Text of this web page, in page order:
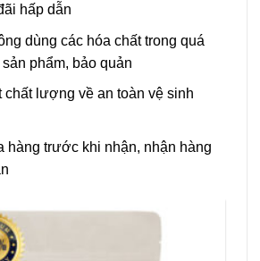
hấp dẫn
dùng các hóa chất trong quá
phẩm, bảo quản
chất lượng về an toàn vệ sinh
hàng trước khi nhận, nhận hàng